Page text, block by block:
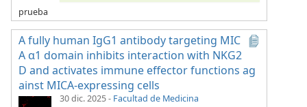
prueba
A fully human IgG1 antibody targeting MIC
A α1 domain inhibits interaction with NKG2
D and activates immune effector functions ag
ainst MICA-expressing cells
30 dic. 2025- Facultad de Medicina